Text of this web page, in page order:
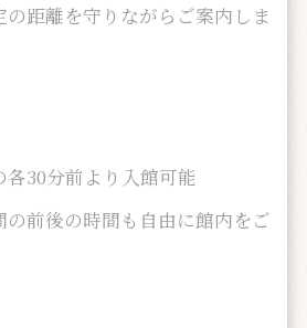
距離を守りながらご案内しま
30分前より入館可能
前後の時間も自由に館内をご